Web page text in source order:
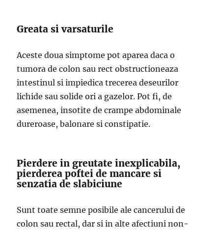
Greata si varsaturile
Aceste doua simptome pot aparea daca o
tumora de colon sau rect obstructioneaza
intestinul si impiedica trecerea deseurilor
lichide sau solide ori a gazelor. Pot fi, de
asemenea, insotite de crampe abdominale
dureroase, balonare si constipatie.
Pierdere in greutate inexplicabila,
pierderea poftei de mancare si
senzatia de slabiciune
Sunt toate semne posibile ale cancerului de
colon sau rectal, dar si in alte afectiuni non-